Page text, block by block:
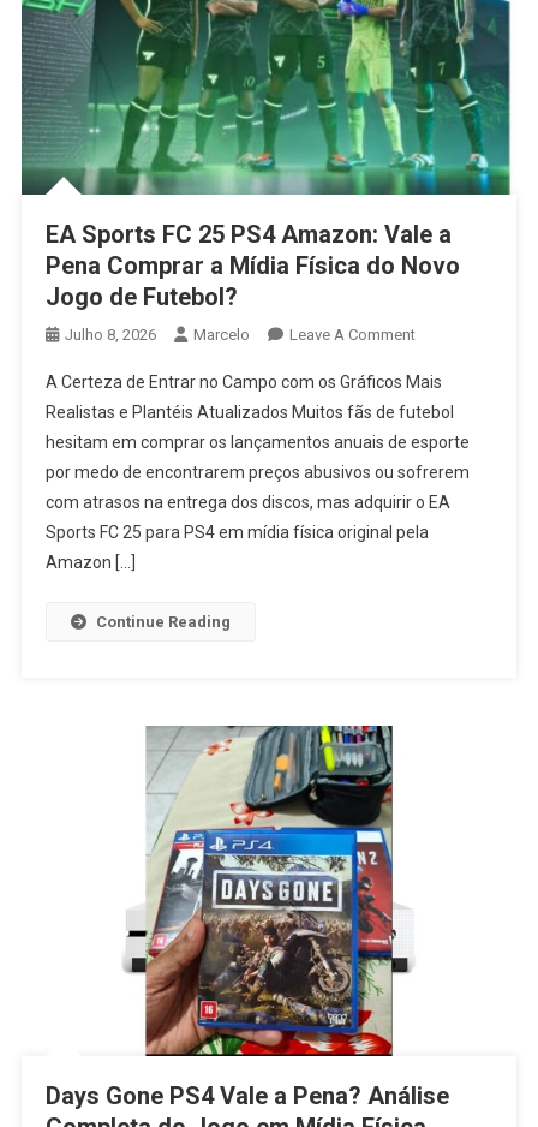
EA Sports FC 25 PS4 Amazon: Vale a
Pena Comprar a Mídia Física do Novo
Jogo de Futebol?
Julho 8, 2026 Marcelo Leave A CommentOn
Sports
FC
25
PS4
Amazon:
Vale
A Certeza de Entrar no Campo com os Gráficos Mais
Realistas e Plantéis Atualizados Muitos fãs de futebol
hesitam em comprar os lançamentos anuais de esporte
por medo de encontrarem preços abusivos ou sofrerem
com atrasos na entrega dos discos, mas adquirir o EA
Sports FC 25 para PS4 em mídia física original pela
Amazon […]
Continue Reading
Days Gone PS4 Vale a Pena? Análise